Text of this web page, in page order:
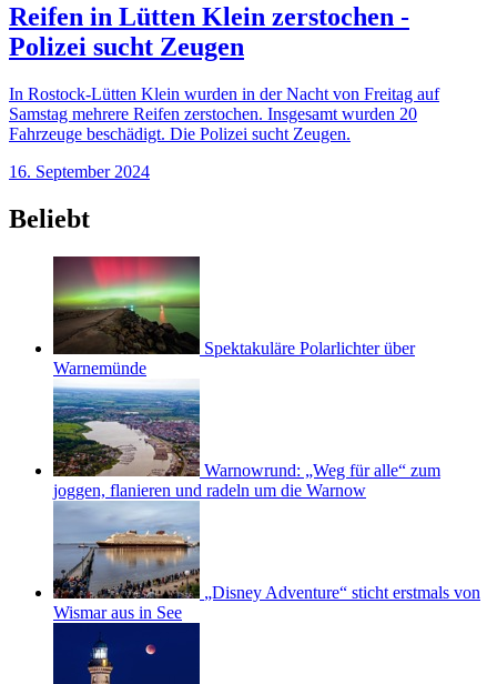
Reifen in Lütten Klein zerstochen -
Polizei sucht Zeugen
In Rostock-Lütten Klein wurden in der Nacht von Freitag auf
Samstag mehrere Reifen zerstochen. Insgesamt wurden 20
Fahrzeuge beschädigt. Die Polizei sucht Zeugen.
16. September 2024
Beliebt
Spektakuläre Polarlichter über
Warnemünde
Warnowrund: „Weg für alle“ zum
joggen, flanieren und radeln um die Warnow
„Disney Adventure“ sticht erstmals von
Wismar aus in See